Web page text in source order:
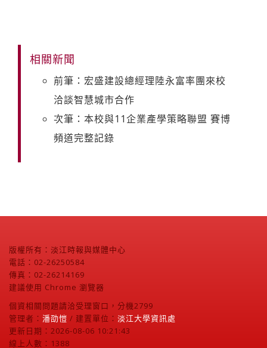
相關新聞
前筆：宏盛建設總經理陸永富率團來校
洽談智慧城市合作
次筆：本校與11企業產學策略聯盟 賽博
頻道完整記錄
版權所有：淡江時報與媒體中心
電話：02-26250584
傳真：02-26214169
建議使用 Chrome 瀏覽器
個資相關問題請洽受理窗口，分機2799
管理者： 潘劭愷 / 建置單位： 淡江大學資訊處
更新日期：2026-08-06 10:21:43
線上人數：1388